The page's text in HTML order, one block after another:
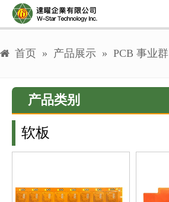
首页 » 产品展示 » PCB 事业群
产品类别
软板